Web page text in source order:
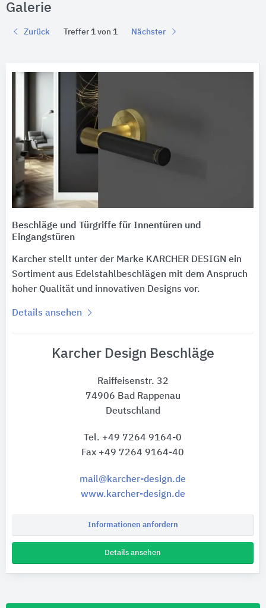
Galerie
Zurück Treffer 1 von 1 Nächster
Beschläge und Türgriffe für Innentüren und
Eingangstüren
Karcher stellt unter der Marke KARCHER DESIGN ein
Sortiment aus Edelstahlbeschlägen mit dem Anspruch
hoher Qualität und innovativen Designs vor.
Details ansehen
Karcher Design Beschläge
Raiffeisenstr. 32
74906 Bad Rappenau
Deutschland
Tel. +49 7264 9164-0
Fax +49 7264 9164-40
mail@karcher-design.de
www.karcher-design.de
Informationen anfordern
Details ansehen